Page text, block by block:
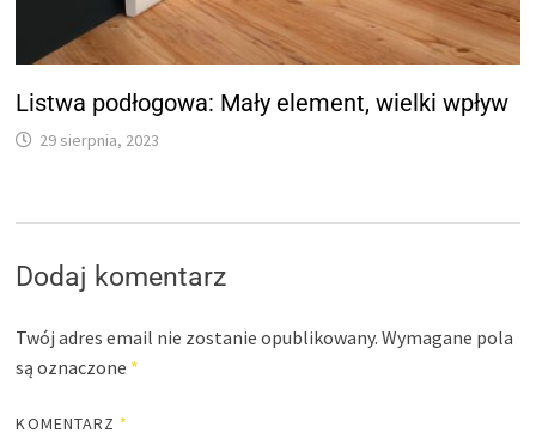
Listwa podłogowa: Mały element, wielki wpływ
29 sierpnia, 2023
Dodaj komentarz
Twój adres email nie zostanie opublikowany. Wymagane pola
są oznaczone *
KOMENTARZ *